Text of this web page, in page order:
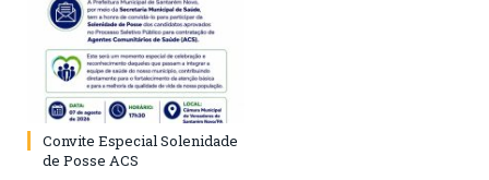
Convite Especial Solenidade
de Posse ACS